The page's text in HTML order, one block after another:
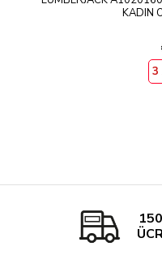
KADIN
3